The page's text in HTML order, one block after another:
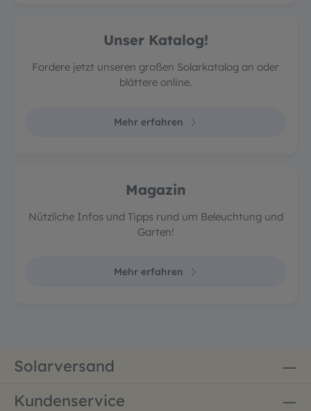
Unser Katalog!
Fordere jetzt unseren großen Solarkatalog an oder
blättere online.
Mehr erfahren
Magazin
Nützliche Infos und Tipps rund um Beleuchtung und
Garten!
Mehr erfahren
Solarversand
Kundenservice